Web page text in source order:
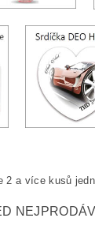
2 a více kusů